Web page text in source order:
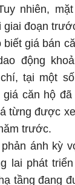
nhiên,
đoạn
biết giá bán
động
tại một
căn hộ
từng được
trước.
ánh kỳ
lai phát
tầng đang